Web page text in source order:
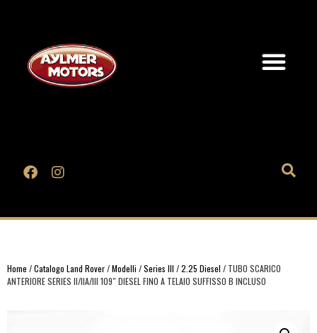
Home /Catalogo Land Rover/Modelli /Series III /2.25 Diesel / TUBO SCARICO
ANTERIORE SERIES II/IIA/III 109″ DIESEL FINO A TELAIO SUFFISSO B INCLUSO